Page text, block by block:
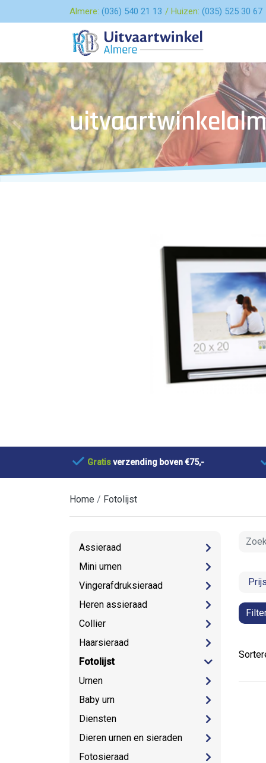
Almere: (036) 540 21 13 Huizen: (035) 525 30 67
Gratisverzending boven €75,-
Home Fotolijst
Assieraad
Mini urnen
Vingerafdruksieraad
Heren assieraad
Collier
Haarsieraad
Fotolijst
Urnen
Baby urn
Diensten
Dieren urnen en sieraden
Fotosieraad